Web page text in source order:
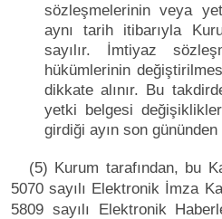
sözleşmelerinin veya
aynı tarih itibarıyla
sayılır. İmtiyaz
hükümlerinin
dikkate alınır. Bu
yetki belgesi
girdiği ayın son
(5) Kurum tarafından, bu
5070 sayılı Elektronik İmza
5809 sayılı Elektronik